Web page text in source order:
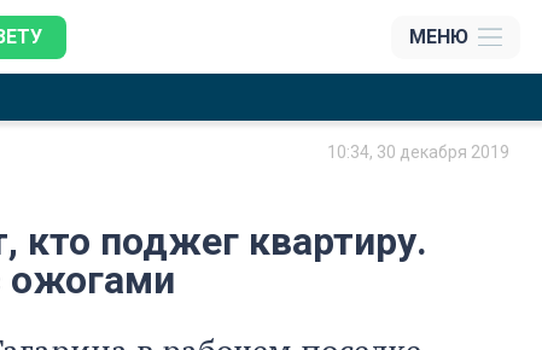
МЕНЮ
10:34, 30 декабря 2019
кто поджег квартиру.
ожогами